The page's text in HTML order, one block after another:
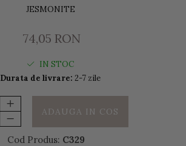
JESMONITE
74,05 RON
IN STOC
Durata de livrare: 2-7 zile
ADAUGA IN COS
Cod Produs: C329